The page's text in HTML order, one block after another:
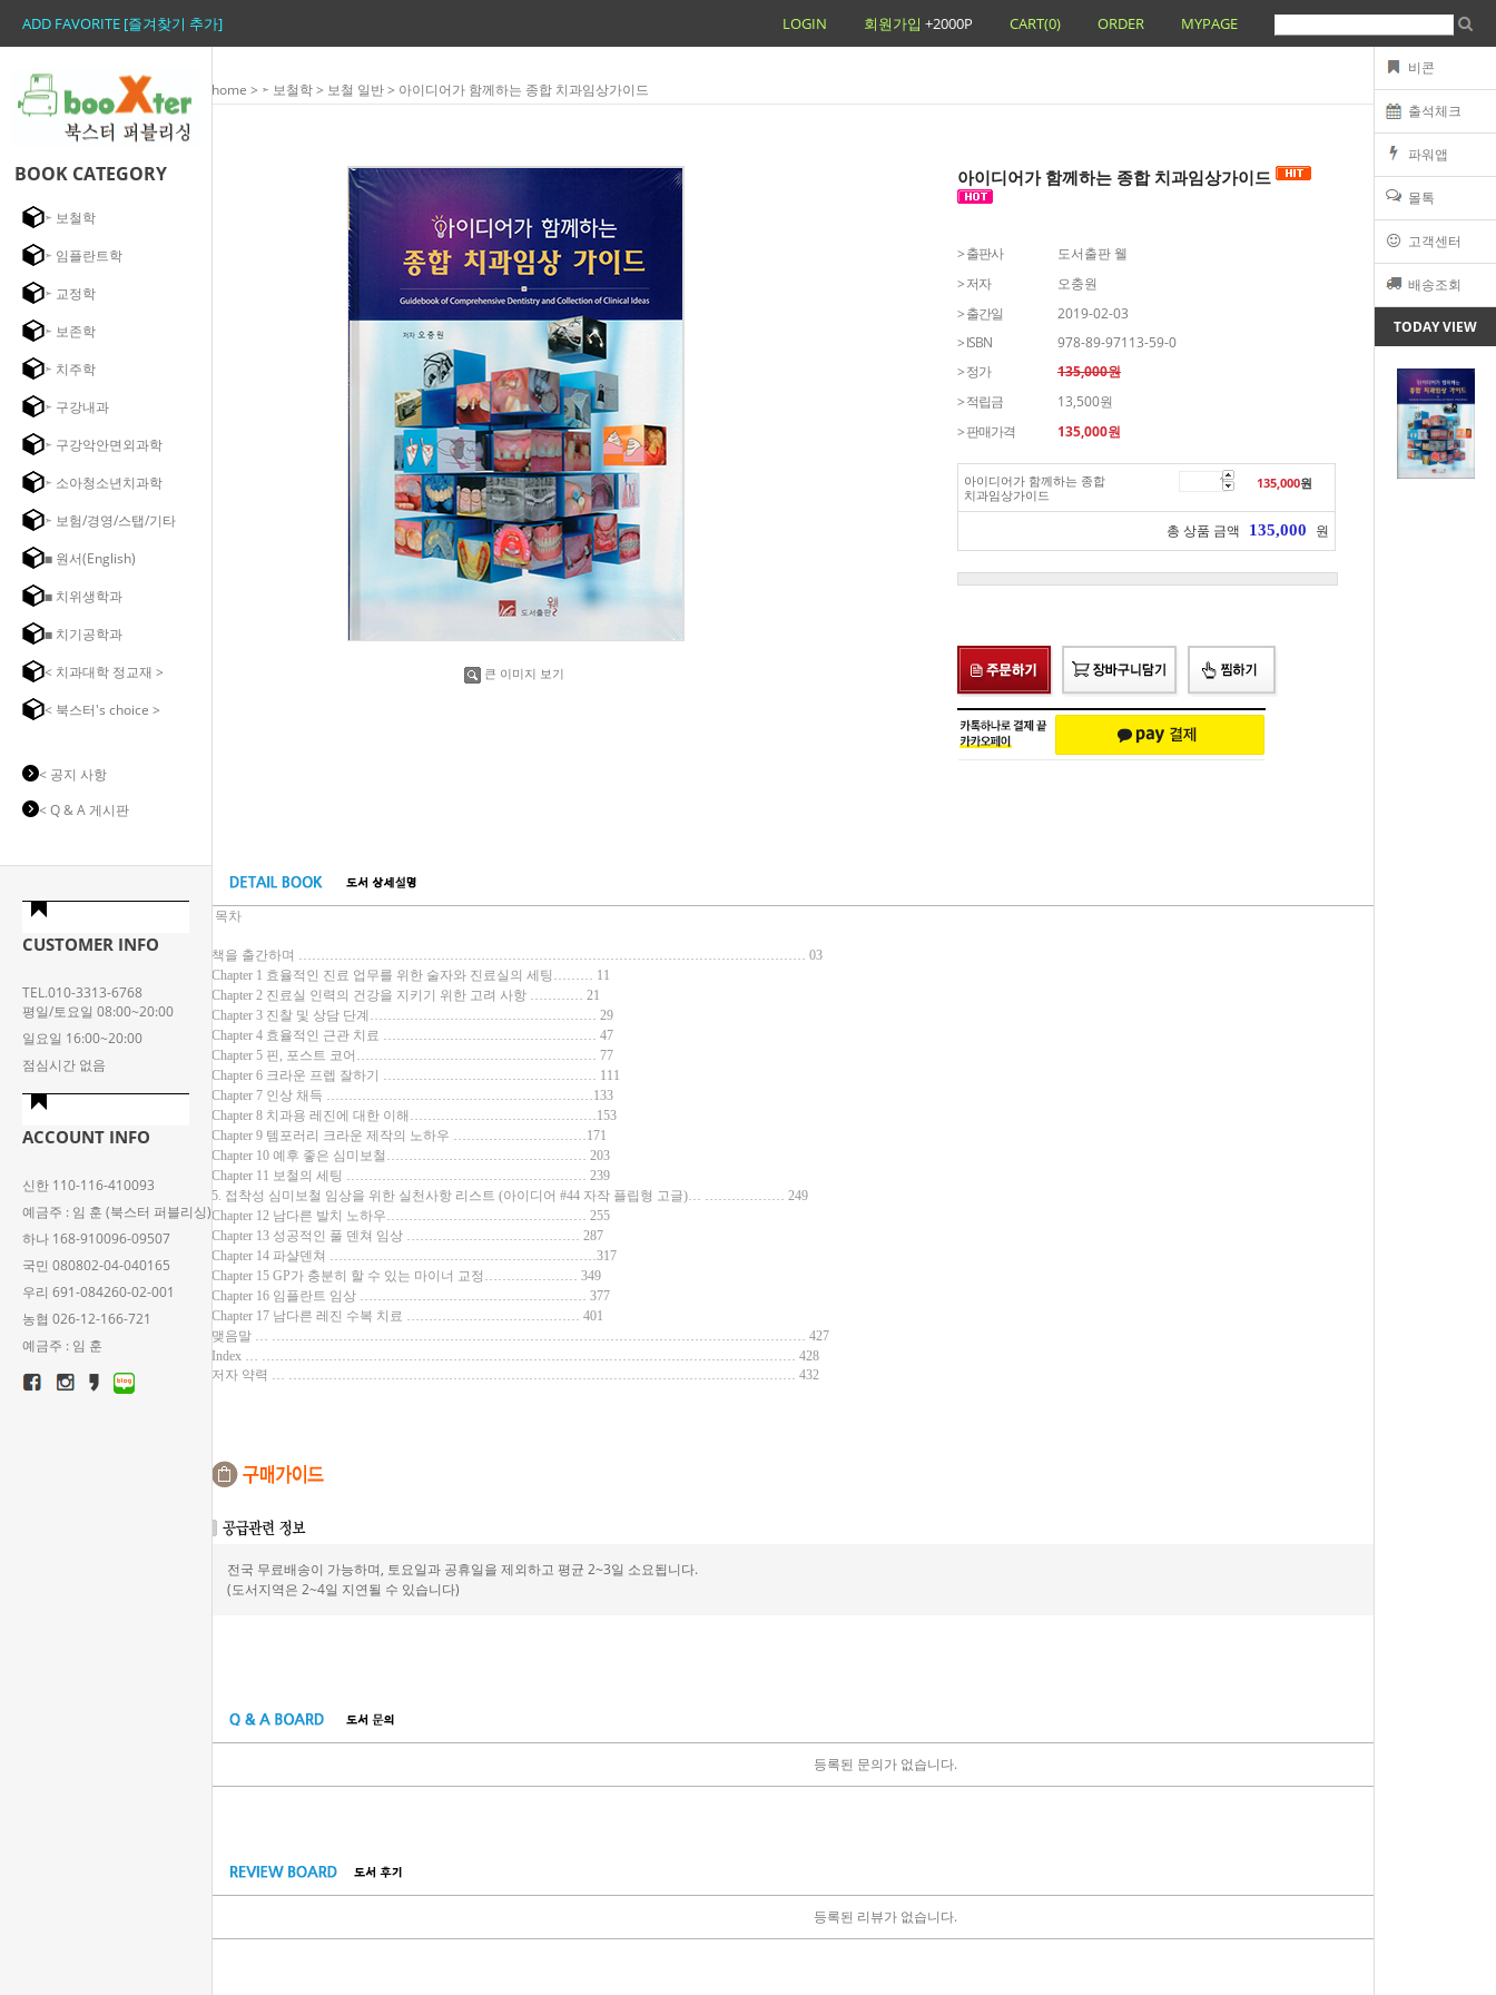
비콘
출석체크
파워앱
몰톡
고객센터
배송조회
TODAY VIEW
ADD FAVORITE [즐겨찾기 추가] LOGIN 회원가입 +2000P CART(0) ORDER MYPAGE
BOOK CATEGORY
➣ 보철학
➣ 임플란트학
➣ 교정학
➣ 보존학
➣ 치주학
➣ 구강내과
➣ 구강악안면외과학
➣ 소아청소년치과학
➣ 보험/경영/스탭/기타
◼ 원서(English)
◼ 치위생학과
◼ 치기공학과
< 치과대학 정교재 >
< 북스터's choice >
< 공지 사항
< Q & A 게시판
CUSTOMER INFO
TEL.010-3313-6768
평일/토요일 08:00~20:00
일요일 16:00~20:00
점심시간 없음
ACCOUNT INFO
신한 110-116-410093
예금주 : 임 훈 (북스터 퍼블리싱)
하나 168-910096-09507
국민 080802-04-040165
우리 691-084260-02-001
농협 026-12-166-721
예금주 : 임 훈
home > ➣ 보철학> 보철 일반> 아이디어가 함께하는 종합 치과임상가이드
큰 이미지 보기
아이디어가 함께하는 종합 치과임상가이드
> 출판사
도서출판 웰
> 저자
오충원
> 출간일
2019-02-03
> ISBN
978-89-97113-59-0
> 정가
135,000원
> 적립금
13,500원
> 판매가격
135,000원
아이디어가 함께하는 종합
치과임상가이드
135,000원
총 상품 금액 135,000 원
목차
책을 출간하며 …………………………………………………………………………………………………… 03
Chapter 1 효율적인 진료 업무를 위한 술자와 진료실의 세팅……… 11
Chapter 2 진료실 인력의 건강을 지키기 위한 고려 사항 ………… 21
Chapter 3 진찰 및 상담 단계…………………………………………… 29
Chapter 4 효율적인 근관 치료 ………………………………………… 47
Chapter 5 핀, 포스트 코어……………………………………………… 77
Chapter 6 크라운 프렙 잘하기 ………………………………………… 111
Chapter 7 인상 채득 ……………………………………………………133
Chapter 8 치과용 레진에 대한 이해……………………………………153
Chapter 9 템포러리 크라운 제작의 노하우 …………………………171
Chapter 10 예후 좋은 심미보철……………………………………… 203
Chapter 11 보철의 세팅 ……………………………………………… 239
5. 접착성 심미보철 임상을 위한 실천사항 리스트 (아이디어 #44 자작 플립형 고글)… ……………… 249
Chapter 12 남다른 발치 노하우……………………………………… 255
Chapter 13 성공적인 풀 덴쳐 임상 ………………………………… 287
Chapter 14 파샬덴쳐 ……………………………………………………317
Chapter 15 GP가 충분히 할 수 있는 마이너 교정………………… 349
Chapter 16 임플란트 임상 …………………………………………… 377
Chapter 17 남다른 레진 수복 치료 ………………………………… 401
맺음말 … ………………………………………………………………………………………………………… 427
Index … ………………………………………………………………………………………………………… 428
저자 약력 … …………………………………………………………………………………………………… 432
전국 무료배송이 가능하며, 토요일과 공휴일을 제외하고 평균 2~3일 소요됩니다.
(도서지역은 2~4일 지연될 수 있습니다)
등록된 문의가 없습니다.
등록된 리뷰가 없습니다.